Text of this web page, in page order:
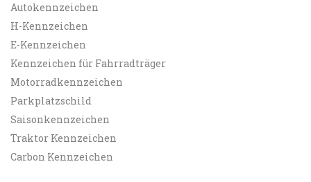
Autokennzeichen
H-Kennzeichen
E-Kennzeichen
Kennzeichen für Fahrradträger
Motorradkennzeichen
Parkplatzschild
Saisonkennzeichen
Traktor Kennzeichen
Carbon Kennzeichen